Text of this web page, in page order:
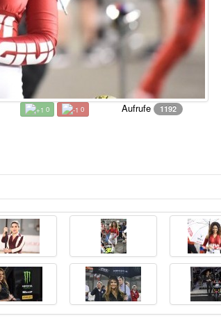
0 0 Aufrufe 1192
Freitag, 16. Juni 2017 17:13 Uhr